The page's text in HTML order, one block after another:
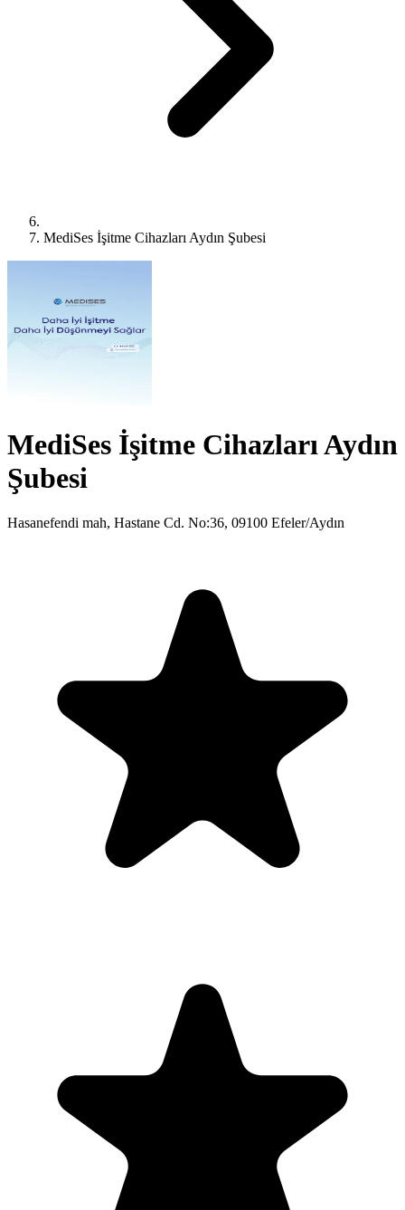
MediSes İşitme Cihazları Aydın Şubesi
MediSes İşitme Cihazları Aydın
Şubesi
Hasanefendi mah, Hastane Cd. No:36, 09100 Efeler/Aydın